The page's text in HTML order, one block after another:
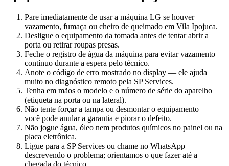
Pare imediatamente de usar a máquina LG se houver
vazamento, fumaça ou cheiro de queimado em Vila Ipojuca.
Desligue o equipamento da tomada antes de tentar abrir a
porta ou retirar roupas presas.
Feche o registro de água da máquina para evitar vazamento
contínuo durante a espera pelo técnico.
Anote o código de erro mostrado no display — ele ajuda
muito no diagnóstico remoto pela SP Services.
Tenha em mãos o modelo e o número de série do aparelho
(etiqueta na porta ou na lateral).
Não tente forçar a tampa ou desmontar o equipamento —
você pode anular a garantia e piorar o defeito.
Não jogue água, óleo nem produtos químicos no painel ou na
placa eletrônica.
Ligue para a SP Services ou chame no WhatsApp
descrevendo o problema; orientamos o que fazer até a